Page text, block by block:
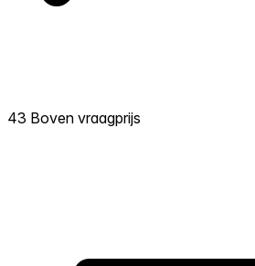
43 Boven vraagprijs